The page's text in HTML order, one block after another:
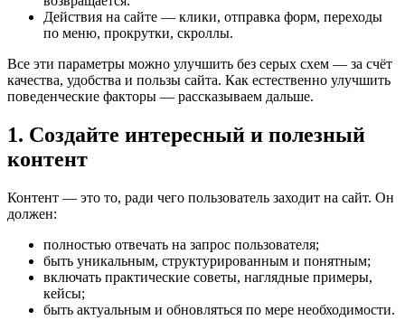
Действия на сайте — клики, отправка форм, переходы
по меню, прокрутки, скроллы.
Все эти параметры можно улучшить без серых схем — за счёт
качества, удобства и пользы сайта. Как естественно улучшить
поведенческие факторы — рассказываем дальше.
1. Создайте интересный и полезный
контент
Контент — это то, ради чего пользователь заходит на сайт. Он
должен:
полностью отвечать на запрос пользователя;
быть уникальным, структурированным и понятным;
включать практические советы, наглядные примеры,
кейсы;
быть актуальным и обновляться по мере необходимости.